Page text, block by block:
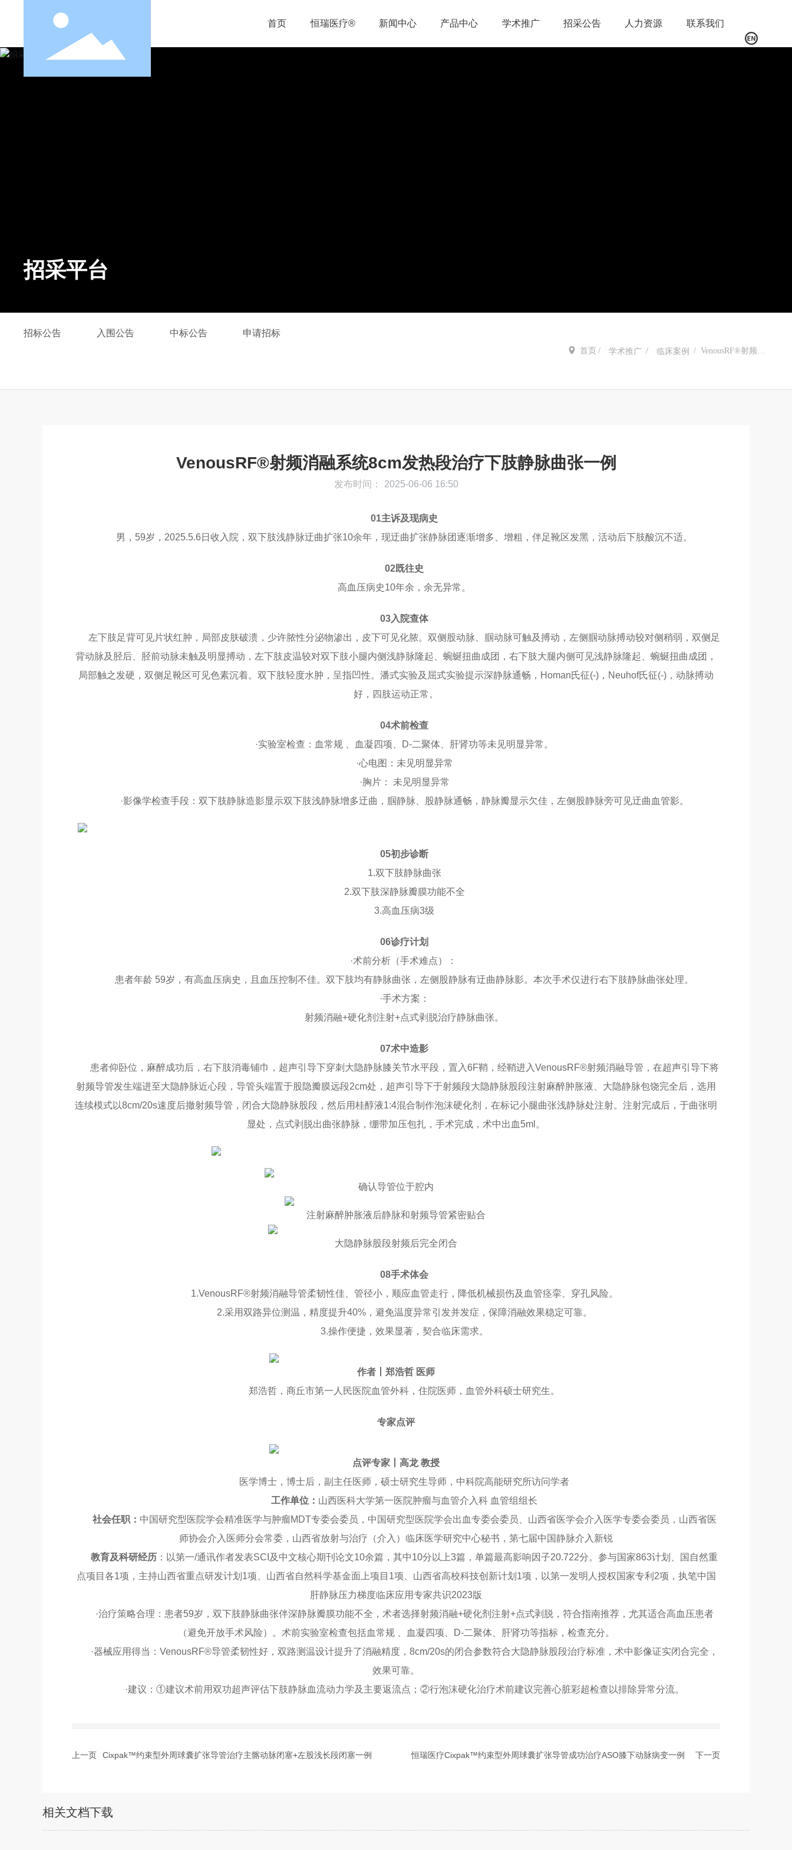
首页 恒瑞医疗® 新闻中心 产品中心 学术推广 招采公告 人力资源 联系我们
招采平台
招标公告 入围公告 中标公告 申请招标
首页 学术推广 临床案例
VenousRF®射频消
一例
VenousRF®射频消融系统8cm发热段治疗下肢静脉曲张一例
发布时间： 2025-06-06 16:50
01主诉及现病史
男，59岁，2025.5.6日收入院，双下肢浅静脉迂曲扩张10余年，现迂曲扩张静脉团逐渐增多、增粗，伴足靴区发黑，活动后下肢酸沉不适。
02既往史
高血压病史10年余，余无异常。
03入院查体
左下肢足背可见片状红肿，局部皮肤破溃，少许脓性分泌物渗出，皮下可见化脓。双侧股动脉、腘动脉可触及搏动，左侧腘动脉搏动较对侧稍弱，双侧足
背动脉及胫后、胫前动脉未触及明显搏动，左下肢皮温较对双下肢小腿内侧浅静脉隆起、蜿蜒扭曲成团，右下肢大腿内侧可见浅静脉隆起、蜿蜒扭曲成团，
局部触之发硬，双侧足靴区可见色素沉着。双下肢轻度水肿，呈指凹性。潘式实验及屈式实验提示深静脉通畅，Homan氏征(-)，Neuhof氏征(-)，动脉搏动
好，四肢运动正常。
04术前检查
·实验室检查：血常规 、血凝四项、D-二聚体、肝肾功等未见明显异常。
·心电图：未见明显异常
·胸片： 未见明显异常
·影像学检查手段：双下肢静脉造影显示双下肢浅静脉增多迂曲，腘静脉、股静脉通畅，静脉瓣显示欠佳，左侧股静脉旁可见迂曲血管影。
05初步诊断
1.双下肢静脉曲张
2.双下肢深静脉瓣膜功能不全
3.高血压病3级
06诊疗计划
·术前分析（手术难点）：
患者年龄 59岁，有高血压病史，且血压控制不佳。双下肢均有静脉曲张，左侧股静脉有迂曲静脉影。本次手术仅进行右下肢静脉曲张处理。
·手术方案：
射频消融+硬化剂注射+点式剥脱治疗静脉曲张。
07术中造影
患者仰卧位，麻醉成功后，右下肢消毒铺巾，超声引导下穿刺大隐静脉膝关节水平段，置入6F鞘，经鞘进入VenousRF®射频消融导管，在超声引导下将
射频导管发生端进至大隐静脉近心段，导管头端置于股隐瓣膜远段2cm处，超声引导下于射频段大隐静脉股段注射麻醉肿胀液、大隐静脉包饶完全后，选用
连续模式以8cm/20s速度后撤射频导管，闭合大隐静脉股段，然后用桂醇液1:4混合制作泡沫硬化剂，在标记小腿曲张浅静脉处注射。注射完成后，于曲张明
显处，点式剥脱出曲张静脉，绷带加压包扎，手术完成，术中出血5ml。
确认导管位于腔内
注射麻醉肿胀液后静脉和射频导管紧密贴合
大隐静脉股段射频后完全闭合
08手术体会
1.VenousRF®射频消融导管柔韧性佳、管径小，顺应血管走行，降低机械损伤及血管痉挛、穿孔风险。
2.采用双路异位测温，精度提升40%，避免温度异常引发并发症，保障消融效果稳定可靠。
3.操作便捷，效果显著，契合临床需求。
作者丨郑浩哲 医师
郑浩哲，商丘市第一人民医院血管外科，住院医师，血管外科硕士研究生。
专家点评
点评专家丨高龙 教授
医学博士，博士后，副主任医师，硕士研究生导师，中科院高能研究所访问学者
工作单位： 山西医科大学第一医院肿瘤与血管介入科 血管组组长
社会任职： 中国研究型医院学会精准医学与肿瘤MDT专委会委员，中国研究型医院学会出血专委会委员、山西省医学会介入医学专委会委员，山西省医
师协会介入医师分会常委，山西省放射与治疗（介入）临床医学研究中心秘书，第七届中国静脉介入新锐
教育及科研经历 ：以第一/通讯作者发表SCI及中文核心期刊论文10余篇，其中10分以上3篇，单篇最高影响因子20.722分。参与国家863计划、国自然重
点项目各1项，主持山西省重点研发计划1项、山西省自然科学基金面上项目1项、山西省高校科技创新计划1项，以第一发明人授权国家专利2项，执笔中国
肝静脉压力梯度临床应用专家共识2023版
·治疗策略合理：患者59岁，双下肢静脉曲张伴深静脉瓣膜功能不全，术者选择射频消融+硬化剂注射+点式剥脱，符合指南推荐，尤其适合高血压患者
（避免开放手术风险）。术前实验室检查包括血常规 、血凝四项、D-二聚体、肝肾功等指标，检查充分。
·器械应用得当：VenousRF®导管柔韧性好，双路测温设计提升了消融精度，8cm/20s的闭合参数符合大隐静脉股段治疗标准，术中影像证实闭合完全，
效果可靠。
·建议：①建议术前用双功超声评估下肢静脉血流动力学及主要返流点；②行泡沫硬化治疗术前建议完善心脏彩超检查以排除异常分流。
上一页 Cixpak™约束型外周球囊扩张导管治疗主髂动脉闭塞+左股浅长段闭塞一例 恒瑞医疗Cixpak™约束型外周球囊扩张导管成功治疗ASO膝下动脉病变一例 下一页
相关文档下载